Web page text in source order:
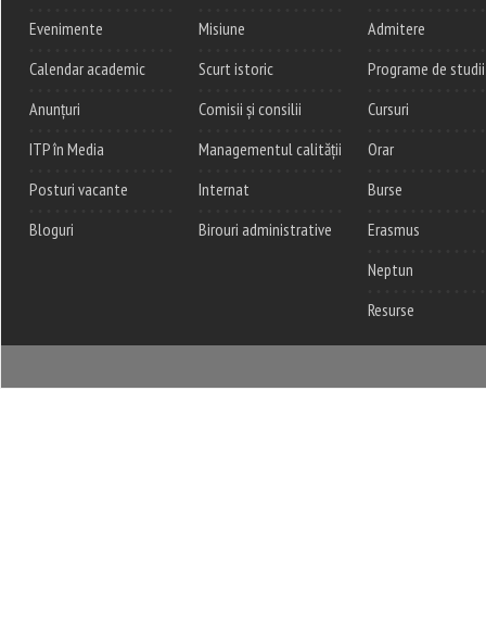
Evenimente
Calendar academic
Anunțuri
ITP în Media
Posturi vacante
Bloguri
Misiune
Scurt istoric
Comisii și consilii
Managementul calității
Internat
Birouri administrative
Admitere
Programe de studii
Cursuri
Orar
Burse
Erasmus
Neptun
Resurse